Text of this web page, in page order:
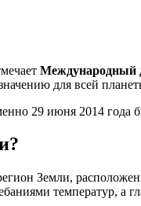
Международный
для всей
29 июня 2014 года
Земли,
температур, а